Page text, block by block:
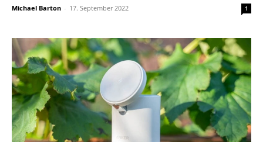
Michael Barton - 17. September 2022 1